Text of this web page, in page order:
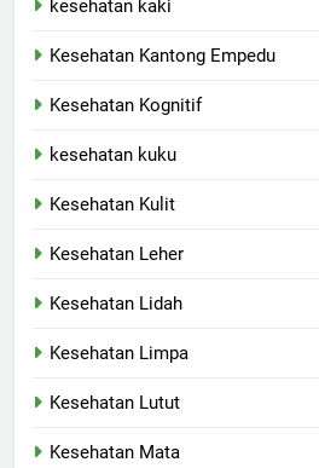
kesehatan kaki
Kesehatan Kantong Empedu
Kesehatan Kognitif
kesehatan kuku
Kesehatan Kulit
Kesehatan Leher
Kesehatan Lidah
Kesehatan Limpa
Kesehatan Lutut
Kesehatan Mata